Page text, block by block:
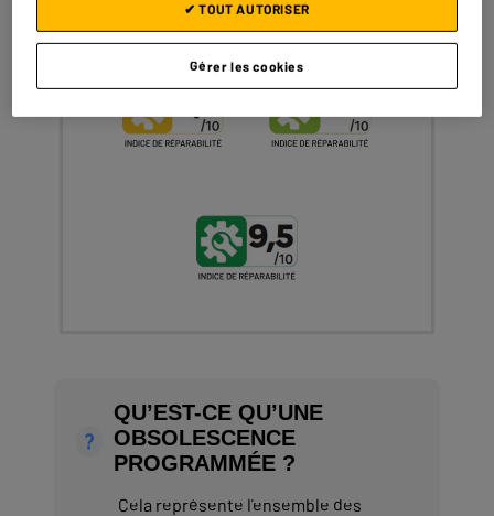
QU’EST-CE QU’UNE
OBSOLESCENCE
PROGRAMMÉE ?
Cela représente l’ensemble des
Gérer les cookies
✔ TOUT AUTORISER